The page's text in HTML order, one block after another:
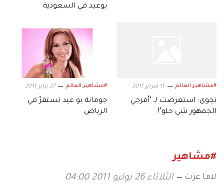
بوعيد في السعودية
#مشاهير العالم 11 فبراير 2011
نجوى: استعرضت لـ "أفرجي
الجمهور شي حلو"!
#مشاهير العالم 27 يناير 2011
جومانة بو عيد تستقرّ في
الرياض
#مشاهير
لاما عزت الثلاثاء 26 يوليو 2011 04:00